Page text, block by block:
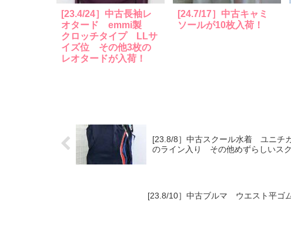
[23.4/24］中古長袖レ
オタード emmi製
クロッチタイプ LLサ
イズ位 その他3枚の
レオタードが入荷！
[24.7/17］中古キャミ
ソールが10枚入荷！
[23.8/8］中古スクール水着 ユニ
のライン入り その他めずらしいス
[23.8/10］中古ブルマ ウエスト平ゴ